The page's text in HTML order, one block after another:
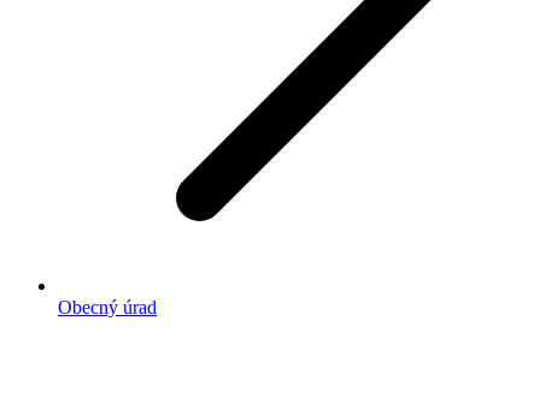
Obecný úrad